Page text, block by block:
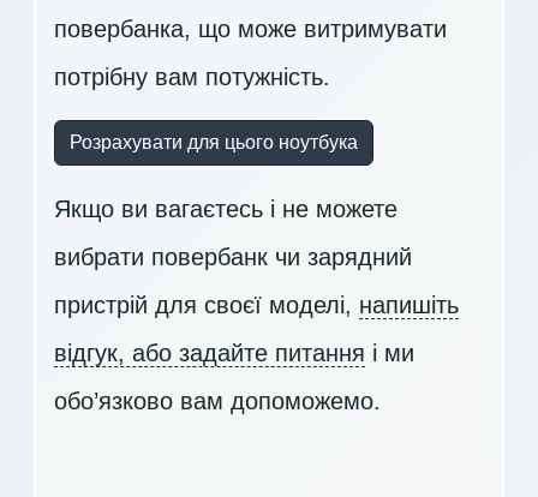
повербанка, що може витримувати
потрібну вам потужність.
Розрахувати для цього ноутбука
Якщо ви вагаєтесь і не можете
вибрати повербанк чи зарядний
пристрій для своєї моделі, напишіть
відгук, або задайте питання і ми
обо’язково вам допоможемо.